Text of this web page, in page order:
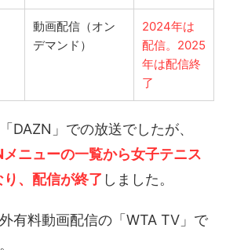
動画配信（オン
デマンド）
2024年は
配信。2025
年は配信終
了
DAZN」での放送でしたが、
ニューの一覧から女子テニス
り、配信が終了 しました。
有料動画配信の「WTA TV」で